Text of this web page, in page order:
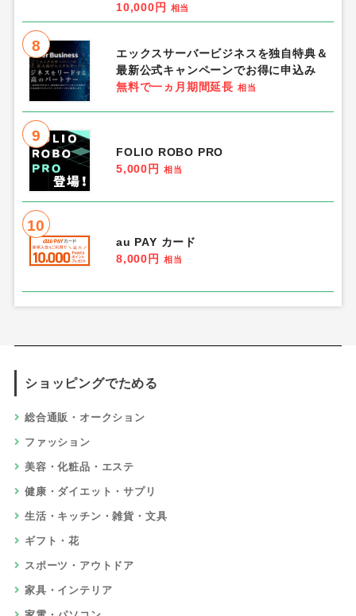
10,000円
相当
8
エックスサーバービジネスを独自特典＆
最新公式キャンペーンでお得に申込み
無料で一ヵ月期間延長 相当
9
FOLIO ROBO PRO
5,000円
相当
10
au PAY カード
8,000円
相当
ショッピングでためる
総合通販・オークション
ファッション
美容・化粧品・エステ
健康・ダイエット・サプリ
生活・キッチン・雑貨・文具
ギフト・花
スポーツ・アウトドア
家具・インテリア